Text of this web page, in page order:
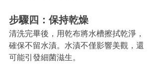
步驟四：保持乾燥
清洗完畢後，用乾布將水槽擦拭乾淨，
確保不留水漬。水漬不僅影響美觀，還
可能引發細菌滋生。